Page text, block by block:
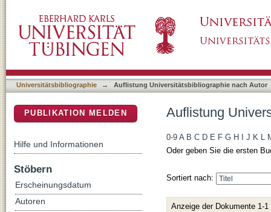
Universitätsbibliographie → Auflistung Universitätsbibliographie nach Autor
Auflistung
0-9 A B C D E F G H J K L
Oder geben Sie die ersten
Sortiert nach:
Anzeige der Dokumente 1-1
PUBLIKATION MELDEN
Hilfe und Informationen
Stöbern
Erscheinungsdatum
Autoren